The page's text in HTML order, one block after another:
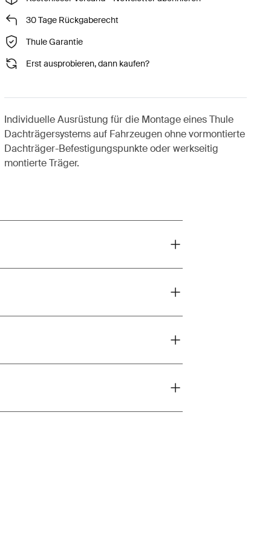
30 Tage Rückgaberecht
Thule Garantie
Erst ausprobieren, dann kaufen?
Individuelle Ausrüstung für die Montage eines Thule
Dachträgersystems auf Fahrzeugen ohne vormontierte
Dachträger-Befestigungspunkte oder werkseitig
montierte Träger.